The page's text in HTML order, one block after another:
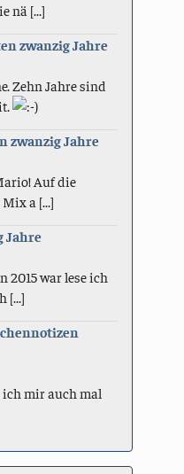
nä [...]
zwanzig Jahre
Zehn Jahre sind
zwanzig Jahre
Auf die
a [...]
Jahre
2015 war lese ich
[...]
ich mir auch mal